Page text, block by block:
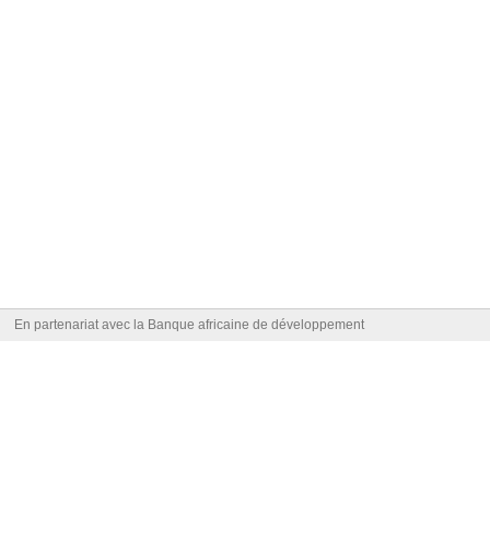
En partenariat avec la Banque africaine de développement